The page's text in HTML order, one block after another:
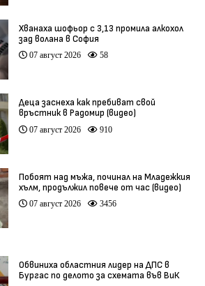
Хванаха шофьор с 3,13 промила алкохол
зад волана в София
07 август 2026 58
Деца заснеха как пребиват свой
връстник в Радомир (видео)
07 август 2026 910
Побоят над мъжа, починал на Младежкия
хълм, продължил повече от час (видео)
07 август 2026 3456
Обвиниха областния лидер на ДПС в
Бургас по делото за схемата във ВиК